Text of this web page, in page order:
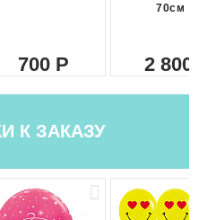
700
70см
2 800
К ЗАКАЗУ